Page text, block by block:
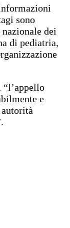
sono
dei
di pediatria,
e